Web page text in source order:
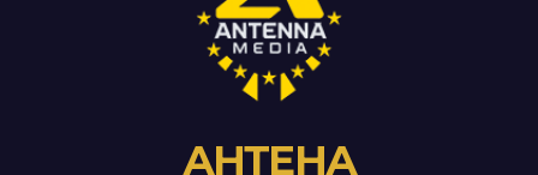
АНТЕНА